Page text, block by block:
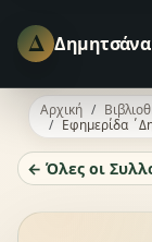
Δ Δημητσάνα
Αρχική
Εφημερίδα
← Όλες οι